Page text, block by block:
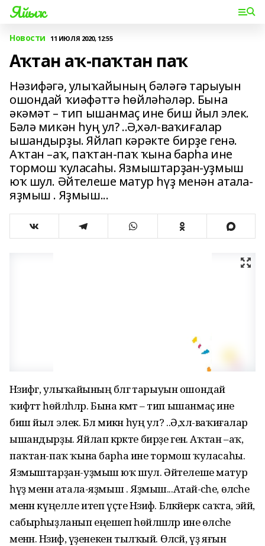
Яйыҡ
Новости 11 ИЮЛЯ 2020, 12:55
Аҡтан аҡ-паҡтан паҡ
Нәзифәгә, улыҡайының бәләгә тарыуын
ошондай ҡиәфәттә һөйләһәләр. Бына
әкәмәт – тип ышанмаҫ ине биш йыл элек.
Бәлә микән һуң ул? ..Ә,хәл-ваҡиғалар
ышандырҙы. Яйлап кәрәкте бирҙе генә.
Аҡтан –аҡ, паҡтан-паҡ ҡына барһа ине
тормош ҡуласаһы. Язмыштарҙан-уҙмыш
юҡ шул. Әйтелеше матур һүҙ менән атала-
яҙмыш . Яҙмыш...
Нәзифәгә, улыҡайының бәләгә тарыуын ошондай
ҡиәфәттә һөйләһәләр. Бына әкәмәт – тип ышанмаҫ ине
биш йыл элек. Бәлә микән һуң ул? ..Ә,хәл-ваҡиғалар
ышандырҙы. Яйлап кәрәкте бирҙе генә. Аҡтан –аҡ,
паҡтан-паҡ ҡына барһа ине тормош ҡуласаһы.
Язмыштарҙан-уҙмыш юҡ шул. Әйтелеше матур
һүҙ менән атала-яҙмыш . Яҙмыш...Атай-әсәһе, өләсәһе
менән күңелле итеп үҫте Нәзифә. Бәләкәйерәк саҡта, эйй,
сабырһыҙланып еңешеп һөйләшәләр ине өләсәһе
менән. Нәзифә, үҙенекен тылҡый. Өләсәй, үҙ яғын